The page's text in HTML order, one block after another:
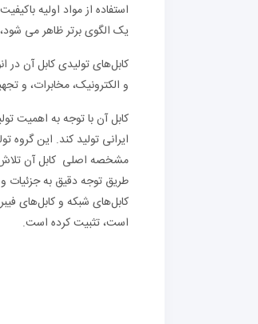
استفاده از مواد اولیه
یک الگوی برتر ظاهر می شود،
کابل‌های تولیدی کابل آن در
و الکترونیک، مخابرات، و
کابل آن با توجه به اهمیت
ایرانی تولید کند. این
مشخصه اصلی کابل آن تلاش
طریق توجه دقیق به جزئیات و
کابل‌های شبکه و کابل‌های
است، تثبیت کرده است.